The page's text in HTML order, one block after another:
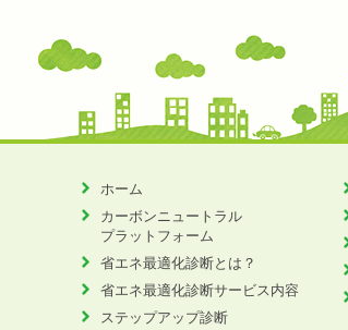
ホーム
カーボンニュートラル
プラットフォーム
省エネ最適化診断とは？
省エネ最適化診断サービス内容
ステップアップ診断